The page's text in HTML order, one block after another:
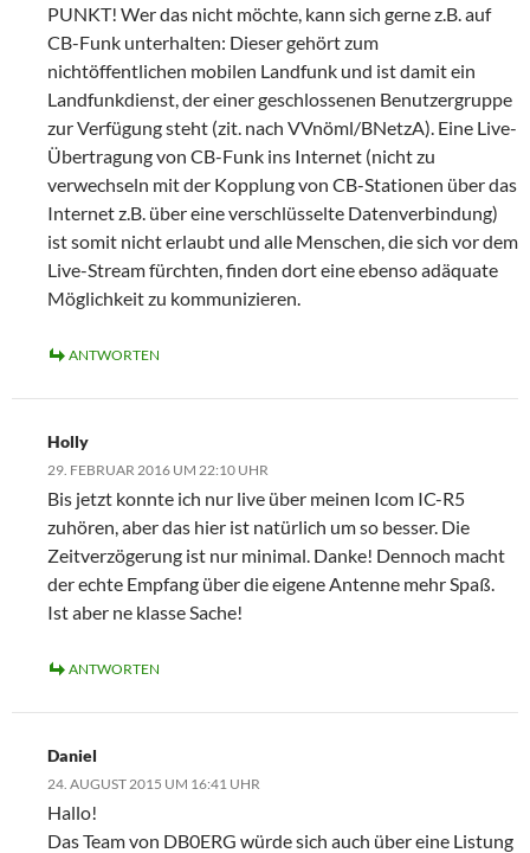
PUNKT! Wer das nicht möchte, kann sich gerne z.B. auf
CB-Funk unterhalten: Dieser gehört zum
nichtöffentlichen mobilen Landfunk und ist damit ein
Landfunkdienst, der einer geschlossenen Benutzergruppe
zur Verfügung steht (zit. nach VVnöml/BNetzA). Eine Live-
Übertragung von CB-Funk ins Internet (nicht zu
verwechseln mit der Kopplung von CB-Stationen über das
Internet z.B. über eine verschlüsselte Datenverbindung)
ist somit nicht erlaubt und alle Menschen, die sich vor dem
Live-Stream fürchten, finden dort eine ebenso adäquate
Möglichkeit zu kommunizieren.
ANTWORTEN
Holly
29. FEBRUAR 2016 UM 22:10 UHR
Bis jetzt konnte ich nur live über meinen Icom IC-R5
zuhören, aber das hier ist natürlich um so besser. Die
Zeitverzögerung ist nur minimal. Danke! Dennoch macht
der echte Empfang über die eigene Antenne mehr Spaß.
Ist aber ne klasse Sache!
ANTWORTEN
Daniel
24. AUGUST 2015 UM 16:41 UHR
Hallo!
Das Team von DB0ERG würde sich auch über eine Listung